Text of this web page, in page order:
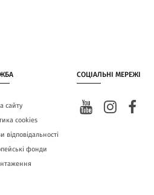
сайту
cookies
відповідальності
фонди
СОЦІАЛЬНІ МЕРЕЖІ